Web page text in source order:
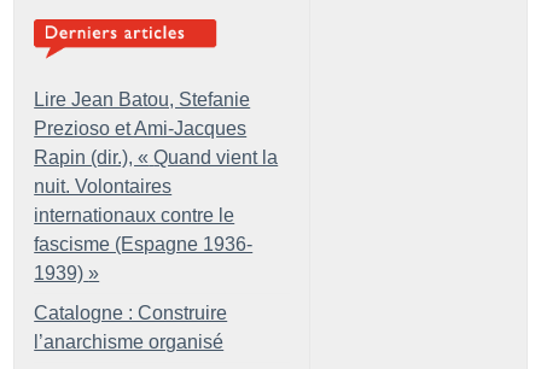
Lire Jean Batou, Stefanie
Prezioso et Ami-Jacques
Rapin (dir.), « Quand vient la
nuit. Volontaires
internationaux contre le
fascisme (Espagne 1936-
1939) »
Catalogne : Construire
l’anarchisme organisé